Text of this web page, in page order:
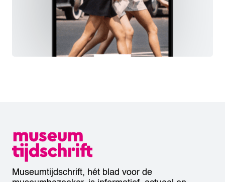
Museumtijdschrift, hét blad voor de